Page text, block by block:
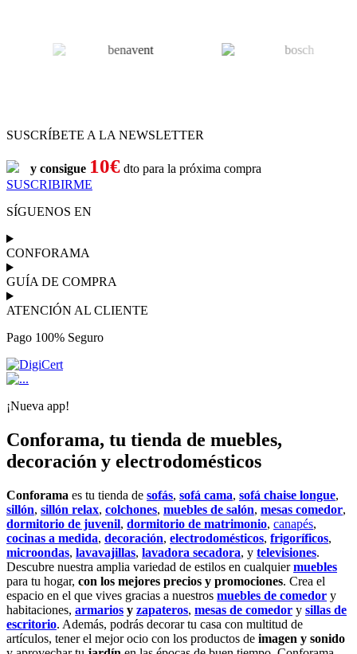
SUSCRÍBETE A LA NEWSLETTER
y consigue 10€ dto para la próxima compra
SUSCRIBIRME
SÍGUENOS EN
CONFORAMA
GUÍA DE COMPRA
ATENCIÓN AL CLIENTE
Pago 100% Seguro
¡Nueva app!
Conforama, tu tienda de muebles,
decoración y electrodomésticos
Conforama es tu tienda de sofás, sofá cama, sofá chaise longue,
sillón, sillón relax, colchones, muebles de salón, mesas comedor,
dormitorio de juvenil, dormitorio de matrimonio, canapés,
cocinas a medida, decoración, electrodomésticos, frigoríficos,
microondas, lavavajillas, lavadora secadora, y televisiones.
Descubre nuestra amplia variedad de estilos en cualquiermuebles
para tu hogar, con los mejores precios y promociones. Crea el
espacio en el que vives gracias a nuestros muebles de comedor y
habitaciones, armarios y zapateros, mesas de comedor y sillas de
escritorio. Además, podrás decorar tu casa con multitud de
artículos, tener el mejor ocio con los productos de imagen y sonido